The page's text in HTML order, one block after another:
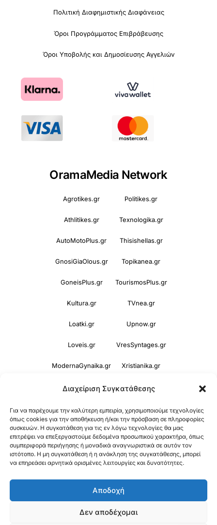
Διαχείριση Συγκατάθεσης
Για να παρέχουμε την καλύτερη εμπειρία, χρησιμοποιούμε τεχνολογίες
όπως cookies για την αποθήκευση ή/και την πρόσβαση σε πληροφορίες
συσκευών. Η συγκατάθεση για τις εν λόγω τεχνολογίες θα μας
επιτρέψει να επεξεργαστούμε δεδομένα προσωπικού χαρακτήρα, όπως
συμπεριφορά περιήγησης ή μοναδικά αναγνωριστικά σε αυτόν τον
ιστότοπο. Η μη συγκατάθεση ή η ανάκληση της συγκατάθεσης, μπορεί
να επηρεάσει αρνητικά ορισμένες λειτουργίες και δυνατότητες.
Αποδοχή
Δεν αποδέχομαι
Πολιτική Διαφημιστικής Διαφάνειας
Όροι Προγράμματος Επιβράβευσης
Όροι Υποβολής και Δημοσίευσης Αγγελιών
OramaMedia Network
Agrotikes.gr Politikes.gr
Athlitikes.gr Texnologika.gr
AutoMotoPlus.gr Thisishellas.gr
GnosiGiaOlous.gr Topikanea.gr
GoneisPlus.gr TourismosPlus.gr
Kultura.gr TVnea.gr
Loatki.gr Upnow.gr
Loveis.gr VresSyntages.gr
ModernaGynaika.gr Xristianika.gr
OikonomiaPlus.gr ZoumeKalytera.gr
Oikotropia.gr ZoumeSpiti.gr
Perepet.gr
© 2026Orama Group (Orama Group Μ.Ι.Κ.Ε.) |
Γ.Ε.ΜΗ 148748903000 | Έδρα: Αθήνα, Ελλάδα |